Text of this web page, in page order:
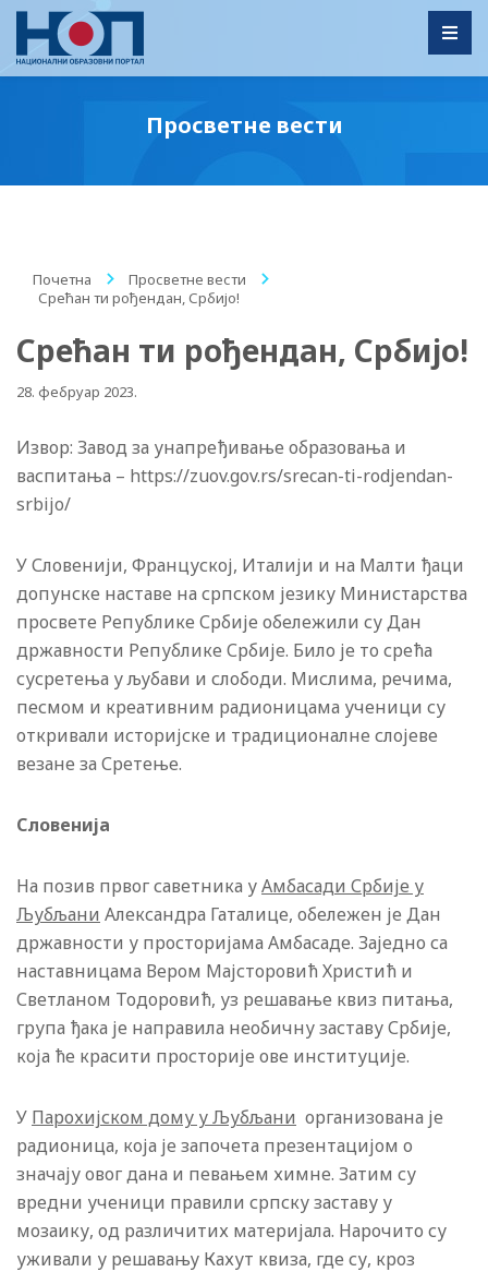
Просветне вести
Почетна / Просветне вести
/
Срећан ти рођендан, Србијо!
Срећан ти рођендан, Србијо!
28. фебруар 2023.
Извор: Завод за унапређивање образовања и
васпитања – https://zuov.gov.rs/srecan-ti-rodjendan-
srbijo/
У Словенији, Француској, Италији и на Малти ђаци
допунске наставе на српском језику Министарства
просвете Републике Србије обележили су Дан
државности Републике Србије. Било је то срећа
сусретења у љубави и слободи. Мислима, речима,
песмом и креативним радионицама ученици су
откривали историјске и традиционалне слојеве
везане за Сретење.
Словенија
На позив првог саветника уАмбасади Србије у
Љубљани Александра Гаталице, обележен је Дан
државности у просторијама Амбасаде. Заједно са
наставницама Вером Мајсторовић Христић и
Светланом Тодоровић, уз решавање квиз питања,
група ђака је направила необичну заставу Србије,
која ће красити просторије ове институције.
У Парохијском дому у Љубљани организована је
радионица, која је започета презентацијом о
значају овог дана и певањем химне. Затим су
вредни ученици правили српску заставу у
мозаику, од различитих материјала. Нарочито су
уживали у решавању Кахут квиза, где су, кроз